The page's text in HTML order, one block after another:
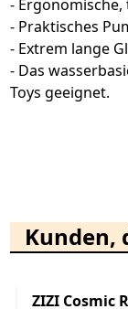
-
- Praktisches
- Extrem lange
- Das
Toys geeignet.
Kunden,
ZIZI Cosmic